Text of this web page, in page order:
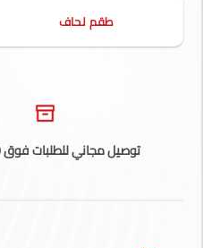
طقم لحاف
توصيل مجاني للطلبات فوق 300 درهم